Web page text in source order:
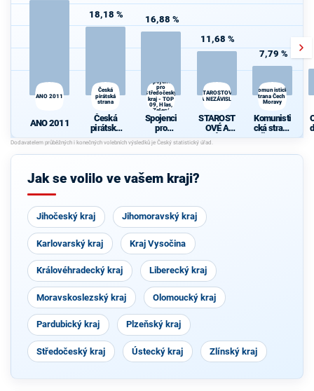
ANO 2011
ANO 2011
18,18 %
Česká
pirátská
strana
Česká
pirátská
strana
16,88 %
Spojenci
pro
Středočeský
kraj - TOP
09, Hlas,
Zelení
Spojenci
pro
Středočes
ký kraj -
TOP 09,
Zelení
11,68 %
STAROSTOVÉ
A NEZÁVISLÍ
STAROST
OVÉ A
NEZÁVISL
7,79 %
Komunistická
strana Čech a
Moravy
Komunisti
cká strana
Čech a
Jak se volilo ve vašem kraji?
Jihočeský kraj Jihomoravský kraj
Karlovarský kraj Kraj Vysočina
Královéhradecký kraj Liberecký kraj
Moravskoslezský kraj Olomoucký kraj
Pardubický kraj Plzeňský kraj
Středočeský kraj Ústecký kraj Zlínský kraj